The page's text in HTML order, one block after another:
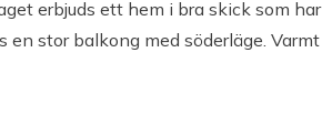
erbjuds ett hem i bra skick som har
en stor balkong med söderläge. Varmt